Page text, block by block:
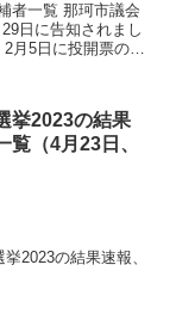
者一覧 那珂市議会
日に告知されまし
月5日に投開票の予
挙2023の結果
覧（4月23日、
2023の結果速報、